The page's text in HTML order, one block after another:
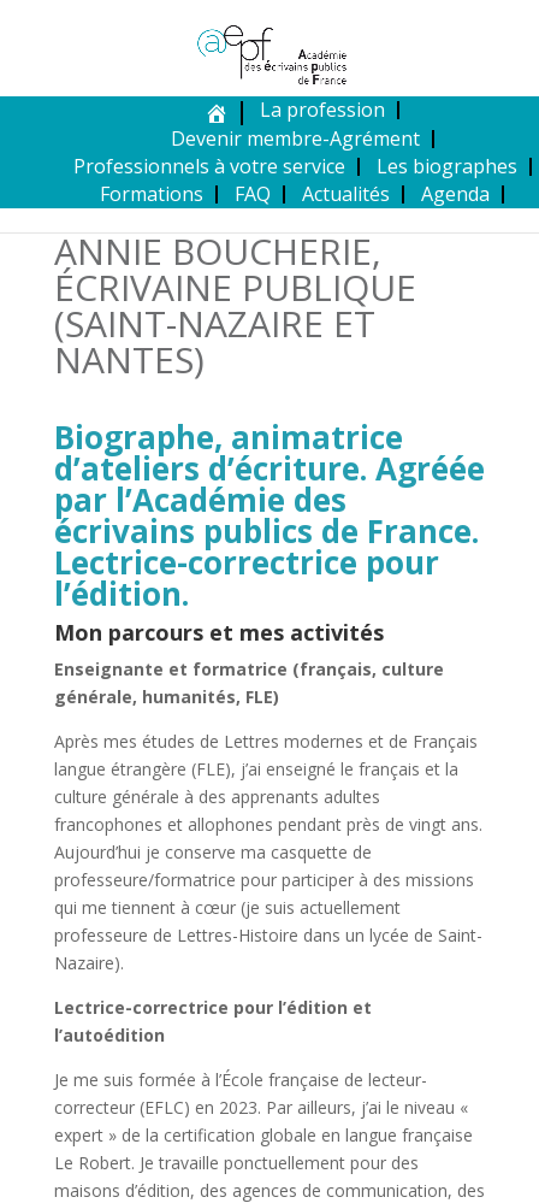
La profession
Devenir membre-Agrément
Professionnels à votre service
Les biographes
Formations
FAQ Actualités Agenda
ANNIE BOUCHERIE,
ÉCRIVAINE PUBLIQUE
(SAINT-NAZAIRE ET
NANTES)
Biographe, animatrice
d’ateliers d’écriture. Agréée
par l’Académie des
écrivains publics de France.
Lectrice-correctrice pour
l’édition.
Mon parcours et mes activités
Enseignante et formatrice (français, culture
générale, humanités, FLE)
Après mes études de Lettres modernes et de Français
langue étrangère (FLE), j’ai enseigné le français et la
culture générale à des apprenants adultes
francophones et allophones pendant près de vingt ans.
Aujourd’hui je conserve ma casquette de
professeure/formatrice pour participer à des missions
qui me tiennent à cœur (je suis actuellement
professeure de Lettres-Histoire dans un lycée de Saint-
Nazaire).
Lectrice-correctrice pour l’édition et
l’autoédition
Je me suis formée à l’École française de lecteur-
correcteur (EFLC) en 2023. Par ailleurs, j’ai le niveau «
expert » de la certification globale en langue française
Le Robert. Je travaille ponctuellement pour des
maisons d’édition, des agences de communication, des